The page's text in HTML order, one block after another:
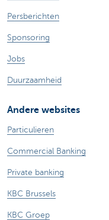
Persberichten
Sponsoring
Jobs
Duurzaamheid
Andere websites
Particulieren
Commercial Banking
Private banking
KBC Brussels
KBC Groep